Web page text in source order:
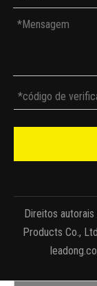
Direitos
Products Co.,